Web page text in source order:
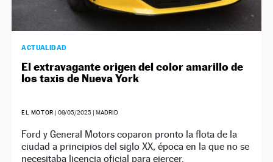
ACTUALIDAD
El extravagante origen del color amarillo de
los taxis de Nueva York
EL MOTOR | 09/05/2025| MADRID
Ford y General Motors coparon pronto la flota de la
ciudad a principios del siglo XX, época en la que no se
necesitaba licencia oficial para ejercer.